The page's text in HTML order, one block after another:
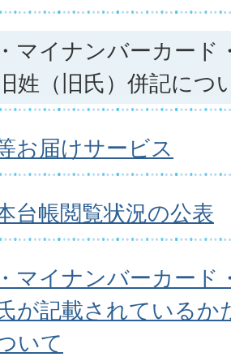
マイナンバーカード
姓（旧氏）併記につ
お届けサービス
台帳閲覧状況の公表
マイナンバーカード
が記載されているか
いて